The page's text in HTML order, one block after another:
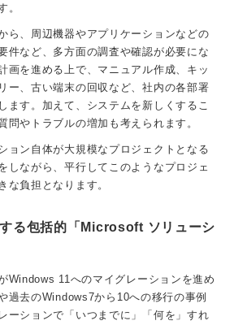
。
ら、周辺機器やアプリケーションなどの
件など、多方面の調査や確認が必要にな
画を進める上で、マニュアル作成、キッ
ー、古い端末の回収など、社内の各部署
ます。加えて、システムを新しくするこ
問やトラブルの増加も考えられます。
ョン自体が大規模なプロジェクトとなる
しながら、平行してこのようなプロジェ
な負担となります。
る包括的「Microsoft ソリューシ
Windows 11へのマイグレーションを進め
過去のWindows7から10への移行の事例
ーションで「いつまでに」「何を」すれ